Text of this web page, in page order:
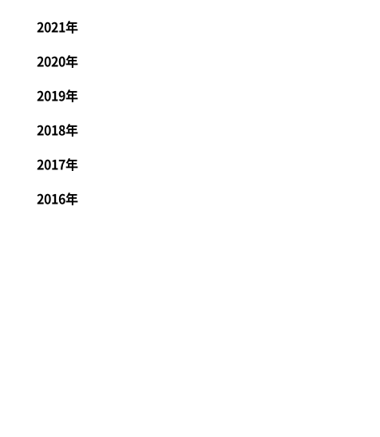
2021年
2020年
2019年
2018年
2017年
2016年